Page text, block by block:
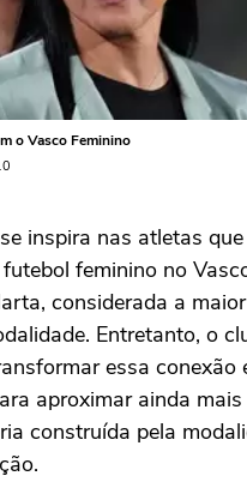
o Vasco Feminino
inspira nas atletas
feminino no
considerada a
Entretanto, o
essa conexão
aproximar ainda
construída pela